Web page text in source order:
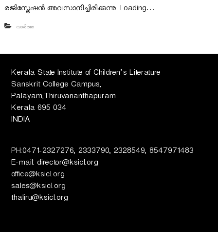
ല
സാ
ഹി
ത്യ
ഇ
ന്‍സ്റ്റി
രജിസ്ട്രേഷൻ അവസാനിച്ചിരിക്കുന്നു. Loading…
വാർത്ത
Kerala State Institute of Children’s Literature
Sanskrit College Campus,
Palayam,Thiruvananthapuram
Kerala 695 034
INDIA
PH:0471-2327276, 2333790, 2328549, 8547971483
E-mail: director@ksicl.org
office@ksicl.org
sales@ksicl.org
thaliru@ksicl.org